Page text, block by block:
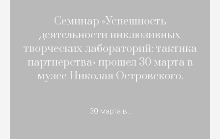
Семинар «Успешность
деятельности инклюзивных
творческих лабораторий: тактика
партнерства» прошел 30 марта в
музее Николая Островского.
30 марта в…